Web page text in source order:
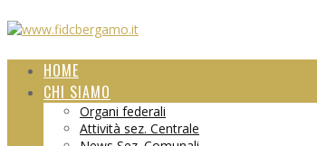
HOME
CHI SIAMO
Organi federali
Attività sez. Centrale